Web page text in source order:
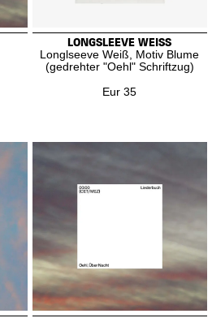
LONGSLEEVE WEISS
Longlseeve Weiß, Motiv Blume
(gedrehter "Oehl" Schriftzug)
Eur 35